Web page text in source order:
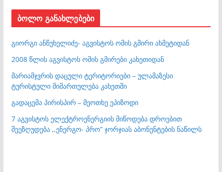
ბოლო განახლებები
გიორგი ანწუხელიძე- აგვისტოს ომის გმირი ახმეტიდან
2008 წლის აგვისტოს ომის გმირები კახეთიდან
მარიამჯვრის დაცული ტერიტორიები – ულამაზესი
ტურისტული მიმართულება კახეთში
გადაცემა პირისპირ – მეოთხე ეპიზოდი
7 აგვისტოს ელექტროენერგიის მიწოდება დროებით
შეეზღუდება ,,ენერგო- პრო” ჯორჯიას აბონენტების ნაწილს